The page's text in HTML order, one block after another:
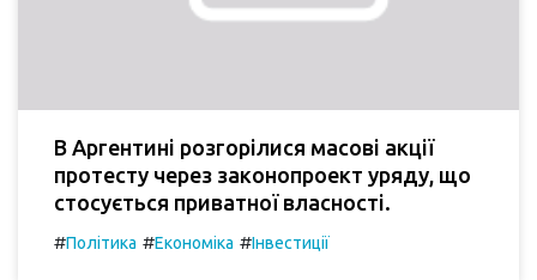
В Аргентині розгорілися масові акції
протесту через законопроект уряду, що
стосується приватної власності.
#Політика #Економіка #Інвестиції